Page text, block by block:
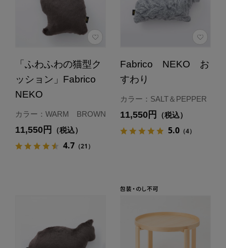
「ふわふわの猫型ク
ッション」Fabrico
NEKO
カラー：WARM BROWN
11,550円 （税込）
4.7（21）
Fabrico NEKO お
すわり
カラー：SALT＆PEPPER
11,550円 （税込）
5.0（4）